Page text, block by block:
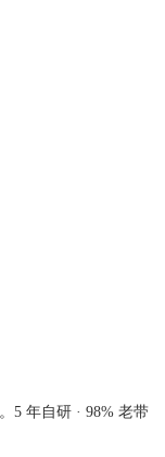
。5 年自研 · 98% 老带